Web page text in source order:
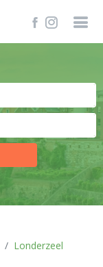
Londerzeel